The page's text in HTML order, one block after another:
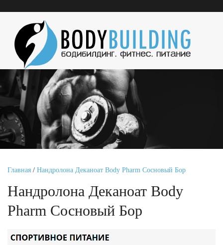
Главная / Нандролона Деканоат Body Pharm Сосновый Бор
Нандролона Деканоат Body
Pharm Сосновый Бор